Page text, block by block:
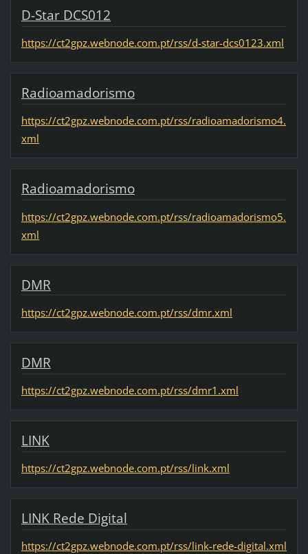
D-Star DCS012
https://ct2gpz.webnode.com.pt/rss/d-star-dcs0123.xml
Radioamadorismo
https://ct2gpz.webnode.com.pt/rss/radioamadorismo4.
xml
Radioamadorismo
https://ct2gpz.webnode.com.pt/rss/radioamadorismo5.
xml
DMR
https://ct2gpz.webnode.com.pt/rss/dmr.xml
DMR
https://ct2gpz.webnode.com.pt/rss/dmr1.xml
LINK
https://ct2gpz.webnode.com.pt/rss/link.xml
LINK Rede Digital
https://ct2gpz.webnode.com.pt/rss/link-rede-digital.xml